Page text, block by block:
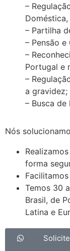
–
– Partilha
– Pensão e
–
Portugal e
–
a gravidez;
– Busca de
Nós
forma
Temos 30
Brasil, de
Latina e